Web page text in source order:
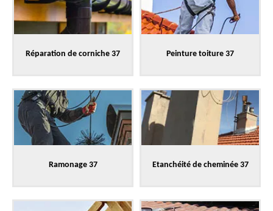
Réparation de corniche 37 Peinture toiture 37
Ramonage 37 Etanchéité de cheminée 37